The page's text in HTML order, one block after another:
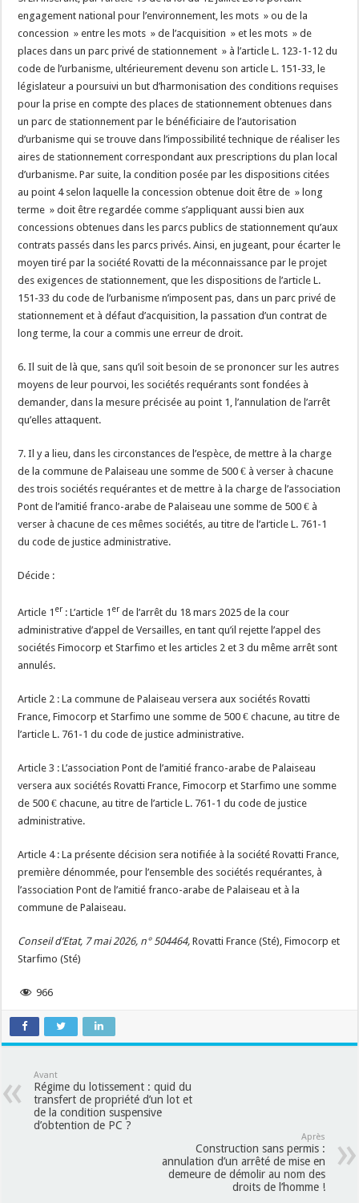
engagement national pour l’environnement, les mots » ou de la
concession » entre les mots » de l’acquisition » et les mots » de
places dans un parc privé de stationnement » à l’article L. 123-1-12 du
code de l’urbanisme, ultérieurement devenu son article L. 151-33, le
législateur a poursuivi un but d’harmonisation des conditions requises
pour la prise en compte des places de stationnement obtenues dans
un parc de stationnement par le bénéficiaire de l’autorisation
d’urbanisme qui se trouve dans l’impossibilité technique de réaliser les
aires de stationnement correspondant aux prescriptions du plan local
d’urbanisme. Par suite, la condition posée par les dispositions citées
au point 4 selon laquelle la concession obtenue doit être de » long
terme » doit être regardée comme s’appliquant aussi bien aux
concessions obtenues dans les parcs publics de stationnement qu’aux
contrats passés dans les parcs privés. Ainsi, en jugeant, pour écarter le
moyen tiré par la société Rovatti de la méconnaissance par le projet
des exigences de stationnement, que les dispositions de l’article L.
151-33 du code de l’urbanisme n’imposent pas, dans un parc privé de
stationnement et à défaut d’acquisition, la passation d’un contrat de
long terme, la cour a commis une erreur de droit.
6. Il suit de là que, sans qu’il soit besoin de se prononcer sur les autres
moyens de leur pourvoi, les sociétés requérants sont fondées à
demander, dans la mesure précisée au point 1, l’annulation de l’arrêt
qu’elles attaquent.
7. Il y a lieu, dans les circonstances de l’espèce, de mettre à la charge
de la commune de Palaiseau une somme de 500 € à verser à chacune
des trois sociétés requérantes et de mettre à la charge de l’association
Pont de l’amitié franco-arabe de Palaiseau une somme de 500 € à
verser à chacune de ces mêmes sociétés, au titre de l’article L. 761-1
du code de justice administrative.
Décide :
Article 1 er : L’article 1 er de l’arrêt du 18 mars 2025 de la cour
administrative d’appel de Versailles, en tant qu’il rejette l’appel des
sociétés Fimocorp et Starfimo et les articles 2 et 3 du même arrêt sont
annulés.
Article 2 : La commune de Palaiseau versera aux sociétés Rovatti
France, Fimocorp et Starfimo une somme de 500 € chacune, au titre de
l’article L. 761-1 du code de justice administrative.
Article 3 : L’association Pont de l’amitié franco-arabe de Palaiseau
versera aux sociétés Rovatti France, Fimocorp et Starfimo une somme
de 500 € chacune, au titre de l’article L. 761-1 du code de justice
administrative.
Article 4 : La présente décision sera notifiée à la société Rovatti France,
première dénommée, pour l’ensemble des sociétés requérantes, à
l’association Pont de l’amitié franco-arabe de Palaiseau et à la
commune de Palaiseau.
Conseil d’Etat, 7 mai 2026, n° 504464, Rovatti France (Sté), Fimocorp et
Starfimo (Sté)
966
Avant
Régime du lotissement : quid du
transfert de propriété d’un lot et
de la condition suspensive
d’obtention de PC ?
Après
Construction sans permis :
annulation d’un arrêté de mise en
demeure de démolir au nom des
droits de l’homme !